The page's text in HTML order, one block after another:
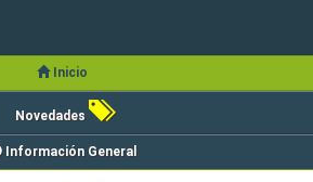
Inicio
Novedades
Información General